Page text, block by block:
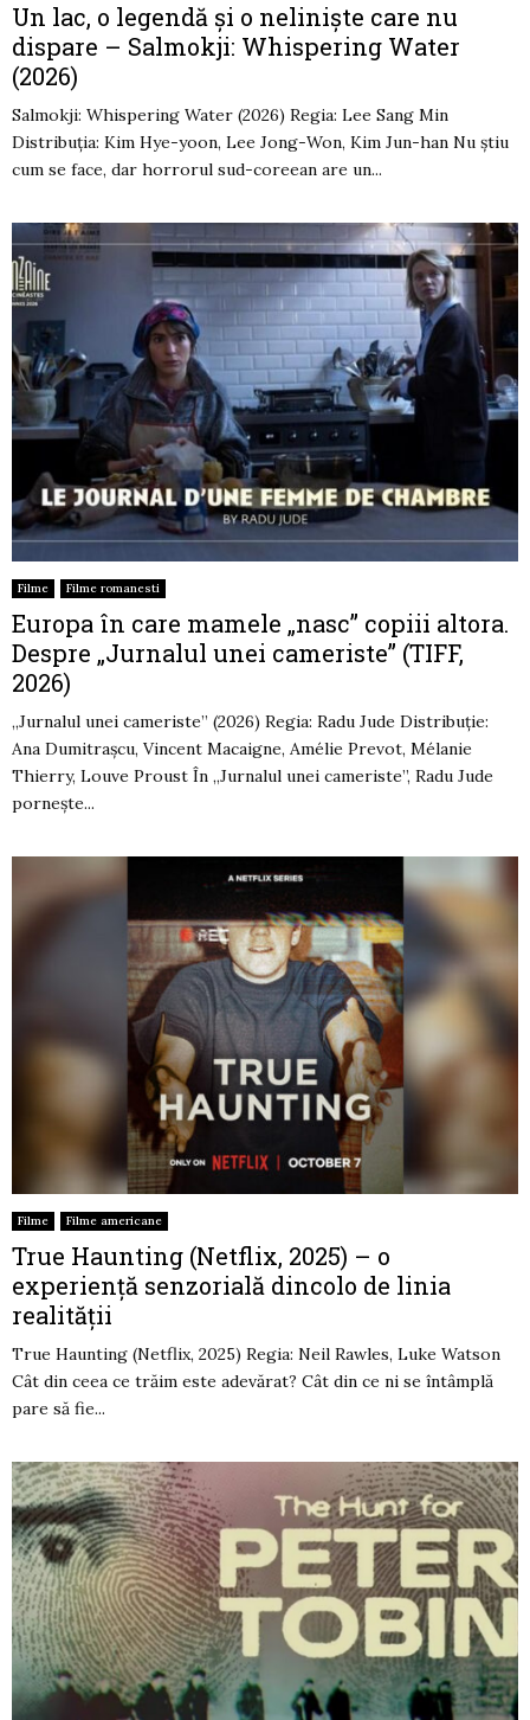
Un lac, o legendă și o neliniște care nu
dispare – Salmokji: Whispering Water
(2026)
Salmokji: Whispering Water (2026) Regia: Lee Sang Min
Distribuția: Kim Hye-yoon, Lee Jong-Won, Kim Jun-han Nu știu
cum se face, dar horrorul sud-coreean are un...
Filme Filme romanesti
Europa în care mamele „nasc” copiii altora.
Despre „Jurnalul unei cameriste” (TIFF,
2026)
„Jurnalul unei cameriste” (2026) Regia: Radu Jude Distribuție:
Ana Dumitrașcu, Vincent Macaigne, Amélie Prevot, Mélanie
Thierry, Louve Proust În „Jurnalul unei cameriste”, Radu Jude
pornește...
Filme Filme americane
True Haunting (Netflix, 2025) – o
experiență senzorială dincolo de linia
realității
True Haunting (Netflix, 2025) Regia: Neil Rawles, Luke Watson
Cât din ceea ce trăim este adevărat? Cât din ce ni se întâmplă
pare să fie...